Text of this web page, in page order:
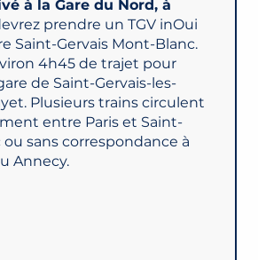
à la Gare du Nord, à
prendre un TGV inOui
Saint-Gervais Mont-Blanc.
4h45 de trajet pour
de Saint-Gervais-les-
Plusieurs trains circulent
entre Paris et Saint-
ou sans correspondance à
Annecy.